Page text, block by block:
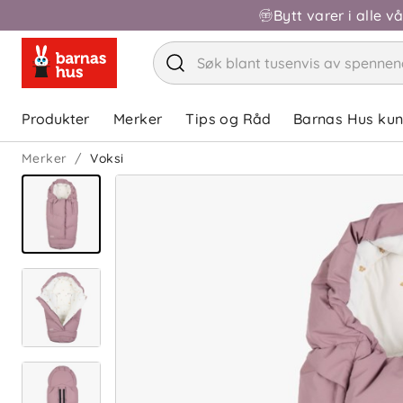
Bytt varer i alle
Produkter Merker Tips og Råd Barnas Hus
Merker Voksi